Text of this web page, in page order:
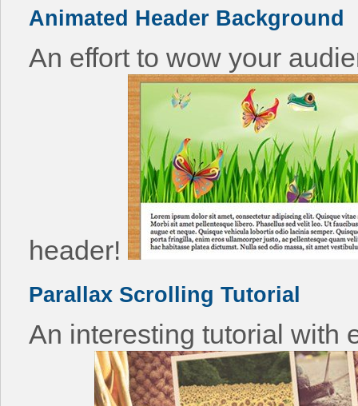
Animated Header Background
An effort to wow your
header!
Parallax Scrolling Tutorial
An interesting tutorial with